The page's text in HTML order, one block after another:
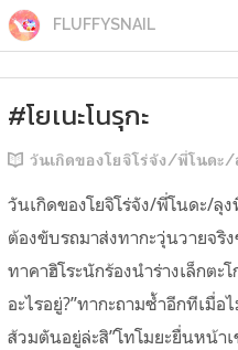
ทาบยาวบนแก้มขาว มีเสน่ห์ “กู
เราตอบ เรายิ้ม “มึงตะโก...
FLUFFYSNAIL
#โยเนะโนรุกะ
วันเกิดของโยจิโร่จัง/พี่โนดะ
วันเกิดของโยจิโร่จัง/พี่โนดะ/ลุ
ต้องขับรถมาส่งทากะวุ่นวายจริง
ทาคาฮิโระนักร้องนำร่างเล็กตะโ
อะไรอยู่?”ทากะถามซ้ำอีกทีเมื่อ
ส้วมตันอยู่ล่ะสิ”โทโมยะยื่นหน้า